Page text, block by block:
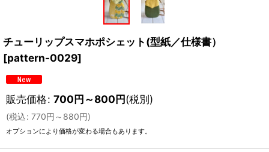
チューリップスマホポシェット(型紙／仕様書）
[pattern-0029]
販売価格: 700円～800円(税別)
(税込: 770円 ～880円)
オプションにより価格が変わる場合もあります。